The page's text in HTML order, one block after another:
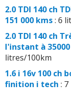
2.0 TDI 140 ch
151 000 kms: 6
2.0 TDI 140 ch
l'instant à 35000
litres/100km
1.6 i 16v 100 ch
finition i tech :